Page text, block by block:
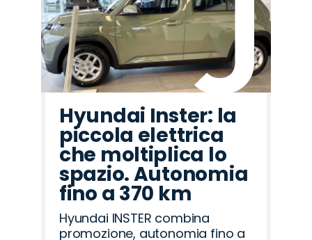
Hyundai Inster: la
piccola elettrica
che moltiplica lo
spazio. Autonomia
fino a 370 km
Hyundai INSTER combina
promozione, autonomia fino a